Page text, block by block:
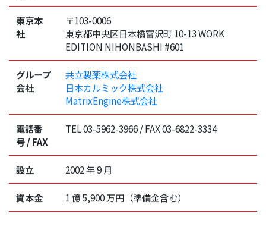
東京本
社
〒103-0006
東京都中央区日本橋富沢町 10-13 WORK
EDITION NIHONBASHI #601
グループ
会社
共立製薬株式会社
日本カルミック株式会社
MatrixEngine株式会社
電話番
号 / FAX
TEL 03-5962-3966 / FAX 03-6822-3334
設立 2002 年 9 月
資本金 1 億 5,900 万円（準備金含む）